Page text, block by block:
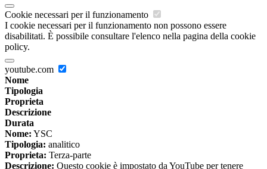
Cookie necessari per il funzionamento
I cookie necessari per il funzionamento non possono essere
disabilitati. È possibile consultare l'elenco nella pagina della cookie
policy.
youtube.com
Nome
Tipologia
Proprieta
Descrizione
Durata
Nome: YSC
Tipologia: analitico
Proprieta: Terza-parte
Descrizione: Questo cookie è impostato da YouTube per tenere